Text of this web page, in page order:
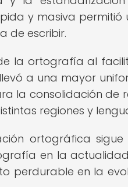
y masiva permitió
de escribir.
la ortografía al
a una mayor
la consolidación de
regiones y
ortográfica sigue
en la
perdurable en la